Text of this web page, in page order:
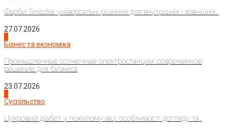
Фарби Sniezka: універсальні рішення для внутрішніх і зовнішніх...
27.07.2026
Бізнес та економіка
Промышленные солнечные электростанции: современное
решение для бизнеса
23.07.2026
Суспільство
Цукровий діабет у похилому віці: особливості догляду та...